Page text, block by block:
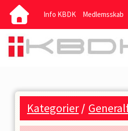
Info KBDK Medlemsskab
Kategorier/